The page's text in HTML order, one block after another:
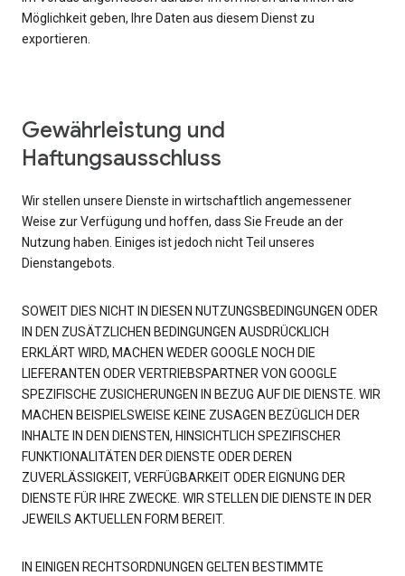
Möglichkeit geben, Ihre Daten aus diesem Dienst zu
exportieren.
Gewährleistung und
Haftungsausschluss
Wir stellen unsere Dienste in wirtschaftlich angemessener
Weise zur Verfügung und hoffen, dass Sie Freude an der
Nutzung haben. Einiges ist jedoch nicht Teil unseres
Dienstangebots.
SOWEIT DIES NICHT IN DIESEN NUTZUNGSBEDINGUNGEN ODER
IN DEN ZUSÄTZLICHEN BEDINGUNGEN AUSDRÜCKLICH
ERKLÄRT WIRD, MACHEN WEDER GOOGLE NOCH DIE
LIEFERANTEN ODER VERTRIEBSPARTNER VON GOOGLE
SPEZIFISCHE ZUSICHERUNGEN IN BEZUG AUF DIE DIENSTE. WIR
MACHEN BEISPIELSWEISE KEINE ZUSAGEN BEZÜGLICH DER
INHALTE IN DEN DIENSTEN, HINSICHTLICH SPEZIFISCHER
FUNKTIONALITÄTEN DER DIENSTE ODER DEREN
ZUVERLÄSSIGKEIT, VERFÜGBARKEIT ODER EIGNUNG DER
DIENSTE FÜR IHRE ZWECKE. WIR STELLEN DIE DIENSTE IN DER
JEWEILS AKTUELLEN FORM BEREIT.
IN EINIGEN RECHTSORDNUNGEN GELTEN BESTIMMTE